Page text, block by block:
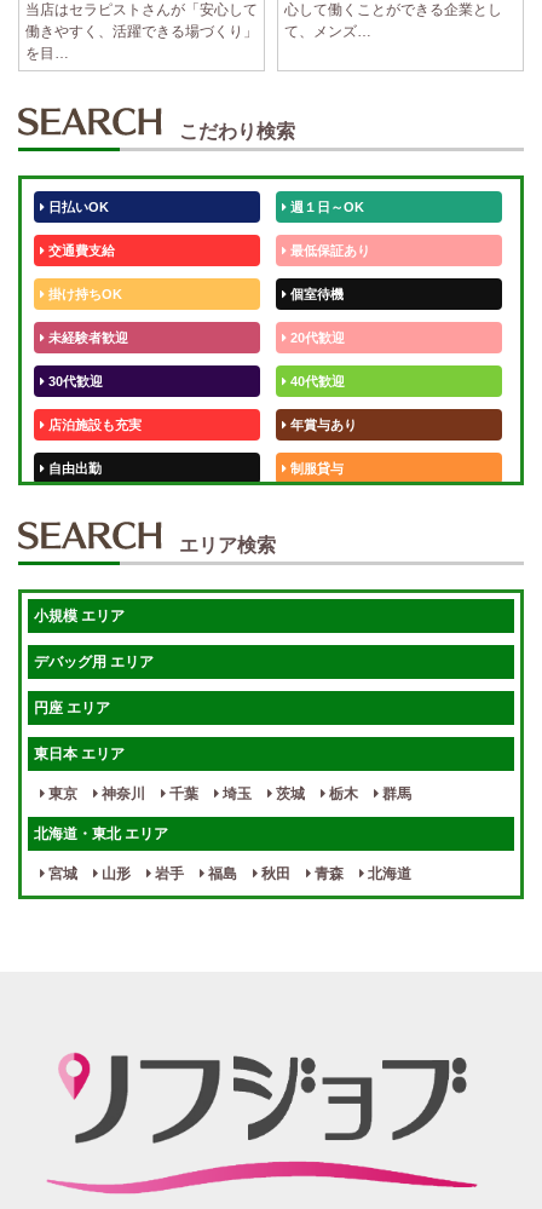
当店はセラピストさんが「安心して
働きやすく、活躍できる場づくり」
を目…
心して働くことができる企業とし
て、メンズ…
こだわり検索
日払いOK 週１日～OK
交通費支給 最低保証あり
掛け持ちOK 個室待機
未経験者歓迎 20代歓迎
30代歓迎 40代歓迎
店泊施設も充実 年賞与あり
自由出勤 制服貸与
短期OK 入店祝金あり
週1～OK 健全店で安心！
指名料100％バック！ 寮完備
女性スタッフがいる！ 終電後店泊OK
週1日～OK ぽっちゃりさん歓迎
指名バック率高め 週1・月1～OK
初心者歓迎
エリア検索
小規模 エリア
デバッグ用 エリア
円座 エリア
東日本 エリア
東京 神奈川 千葉 埼玉 茨城 栃木 群馬
北海道・東北 エリア
宮城 山形 岩手 福島 秋田 青森 北海道
大阪 兵庫 滋賀 和歌山
九州・沖縄 エリア
大分 福岡 佐賀 宮崎 熊本 鹿児島
中四国 エリア